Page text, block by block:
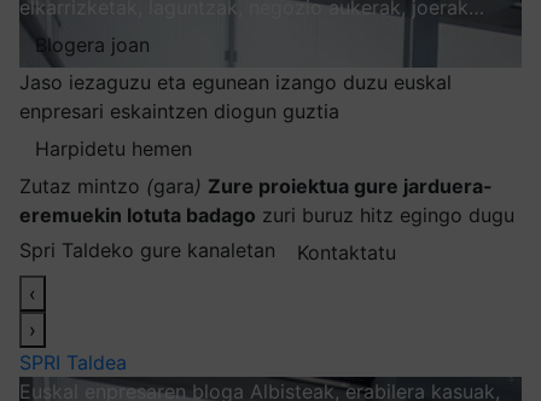
elkarrizketak, laguntzak, negozio aukerak, joerak…
Blogera joan
Jaso iezaguzu eta egunean izango duzu euskal
enpresari eskaintzen diogun guztia
Harpidetu hemen
Zutaz mintzo (gara) Zure proiektua gure jarduera-
eremuekin lotuta badago zuri buruz hitz egingo dugu
Spri Taldeko gure kanaletan
Kontaktatu
‹
›
SPRI Taldea
Euskal enpresaren bloga Albisteak, erabilera kasuak,